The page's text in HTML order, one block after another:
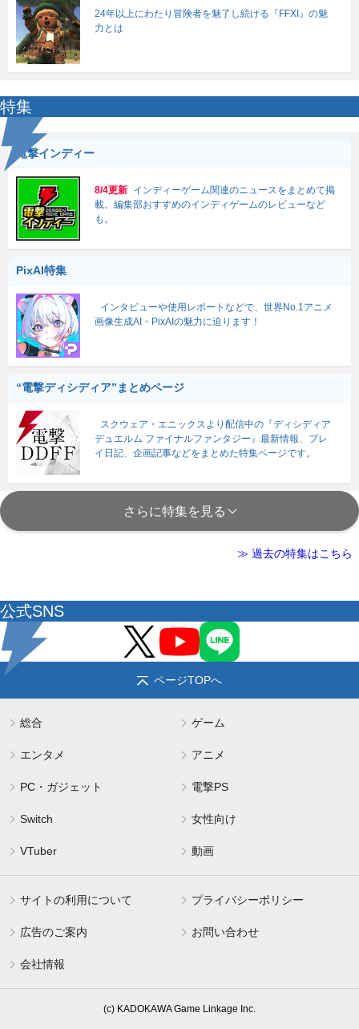
24年以上にわたり冒険者を魅了し続ける『FFXI』の魅
力とは
特集
電撃インディー
8/4更新 インディーゲーム関連のニュースをまとめて掲
載。編集部おすすめのインディゲームのレビューなど
も。
PixAI特集
インタビューや使用レポートなどで、世界No.1アニメ
画像生成AI・PixAIの魅力に迫ります！
“電撃ディシディア”まとめページ
スクウェア・エニックスより配信中の『ディシディア
デュエルム ファイナルファンタジー』最新情報、プレ
イ日記、企画記事などをまとめた特集ページです。
さらに特集を見る
≫ 過去の特集はこちら
公式SNS
ページTOPへ
総合 ゲーム
エンタメ アニメ
PC・ガジェット 電撃PS
Switch 女性向け
VTuber 動画
サイトの利用について プライバシーポリシー
広告のご案内 お問い合わせ
会社情報
(c) KADOKAWA Game Linkage Inc.